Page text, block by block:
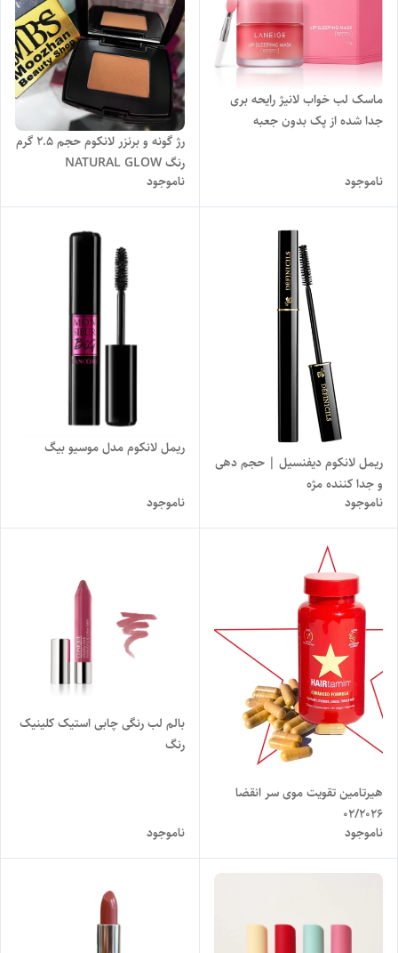
ماسک لب خواب لانیژ رایحه بری
جدا شده از پک بدون جعبه
ناموجود
رژ گونه و برنزر لانکوم حجم ۲.۵ گرم
رنگ NATURAL GLOW
ناموجود
ریمل لانکوم دیفنسیل | حجم دهی
و جدا کننده مژه
ناموجود
ریمل لانکوم مدل موسیو بیگ
ناموجود
هیرتامین تقویت موی سر انقضا
02/2026
ناموجود
بالم لب رنگی چابی استیک کلینیک
رنگ
ناموجود